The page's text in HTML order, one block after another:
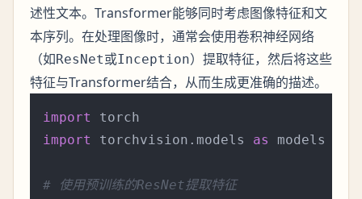
述性文本。Transformer能够同时考虑图像特征和文
本序列。在处理图像时，通常会使用卷积神经网络
（如ResNet或Inception）提取特征，然后将这些
特征与Transformer结合，从而生成更准确的描述。
import
import
torchvision.models as models
# 使用预训练的ResNet提取特征